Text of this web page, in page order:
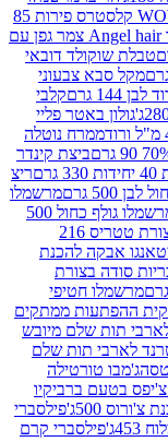
WOW Z קלסטרס פירות 85
שוקולד Angel hair צמר גפן עם
דובאי
קלבי
פליי
נוטלה
ביצת קינדר
ריצ
מרשמלו
מרשמלו גולף כחול 500
סוכריות סודה בצורת טטריס 216
להכנת
ממתקים
מיובש
שלם
פילסברי
קרם